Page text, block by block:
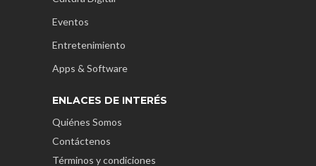
Eventos
Entretenimiento
Apps & Software
ENLACES DE INTERÉS
Quiénes Somos
Contáctenos
Términos y condiciones